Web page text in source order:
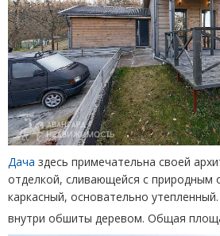
Дача здесь примечательна своей
отделкой, сливающейся с природным
каркасный, основательно
внутри обшиты деревом. Общая